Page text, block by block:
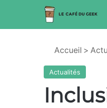
Accueil >
Actualités